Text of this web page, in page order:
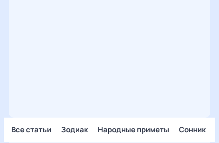
Все статьи Зодиак Народные приметы Сонник